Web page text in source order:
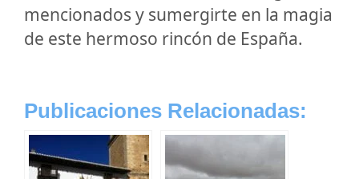
mencionados y sumergirte en la magia
de este hermoso rincón de España.
Publicaciones Relacionadas: